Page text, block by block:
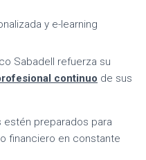
y e-learning
Sabadell refuerza su
continuo de sus
estén preparados para
financiero en constante